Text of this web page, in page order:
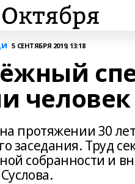
5 СЕНТЯБРЯ 2019, 13:18
человек
протяжении 30
заседания. Труд
собранности и